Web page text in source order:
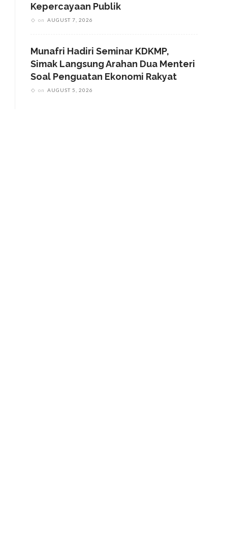
Kepercayaan Publik
on AUGUST 7, 2026
Munafri Hadiri Seminar KDKMP,
Simak Langsung Arahan Dua Menteri
Soal Penguatan Ekonomi Rakyat
on AUGUST 5, 2026